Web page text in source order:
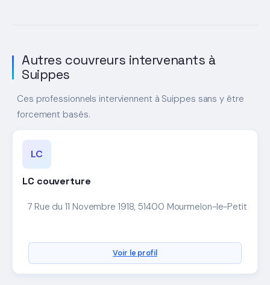
Autres couvreurs intervenants à
Suippes
Ces professionnels interviennent à Suippes sans y être
forcement basés.
LC
LC couverture
7 Rue du 11 Novembre 1918, 51400 Mourmelon-le-Petit
Voir le profil